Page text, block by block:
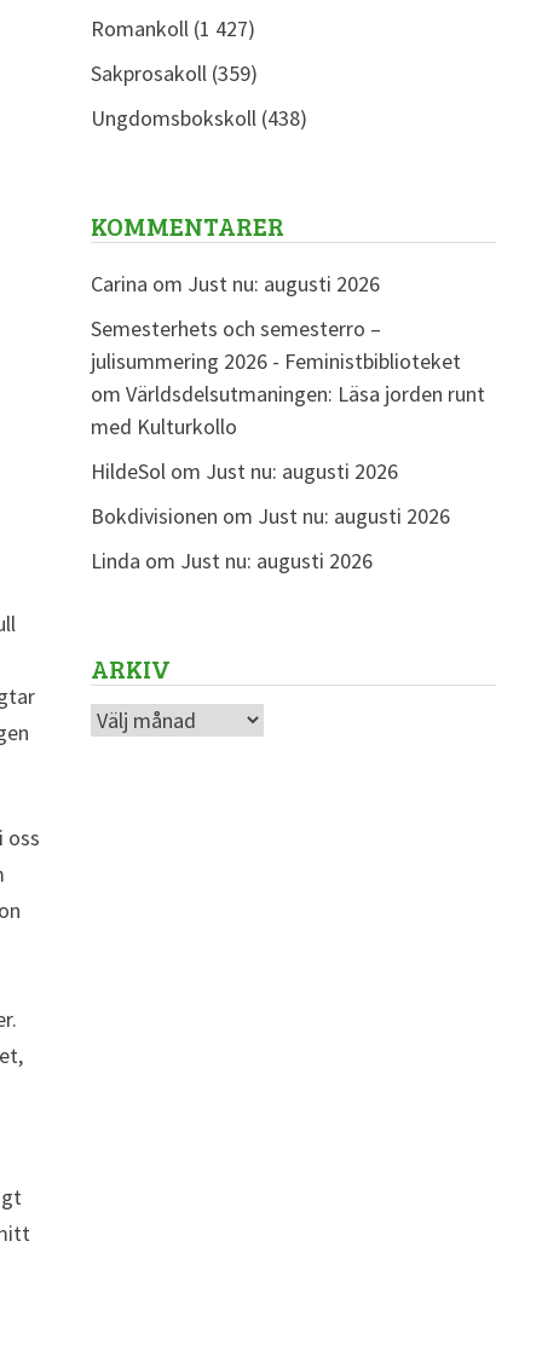
oss
Romankoll(1 427)
Sakprosakoll(359)
Ungdomsbokskoll(438)
KOMMENTARER
Carina om Just nu: augusti 2026
Semesterhets och semesterro –
julisummering 2026 - Feministbiblioteket
om Världsdelsutmaningen: Läsa jorden runt
med Kulturkollo
HildeSolom Just nu: augusti 2026
Bokdivisionen om Just nu: augusti 2026
Linda om Just nu: augusti 2026
ARKIV
Arkiv